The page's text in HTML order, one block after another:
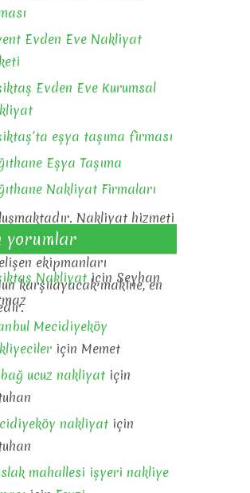
Nakliyat hizmeti
uzun yıllardır bu
ekipmanları
karşılayacak makine, en
Evden Eve Nakliyat
Evden Eve Kurumsal
eşya taşıma firması
Eşya Taşıma
Nakliyat Firmaları
yorumlar
Nakliyat için Seyhan
Mecidiyeköy
için Memet
ucuz nakliyat için
nakliyat için
mahallesi işyeri nakliye